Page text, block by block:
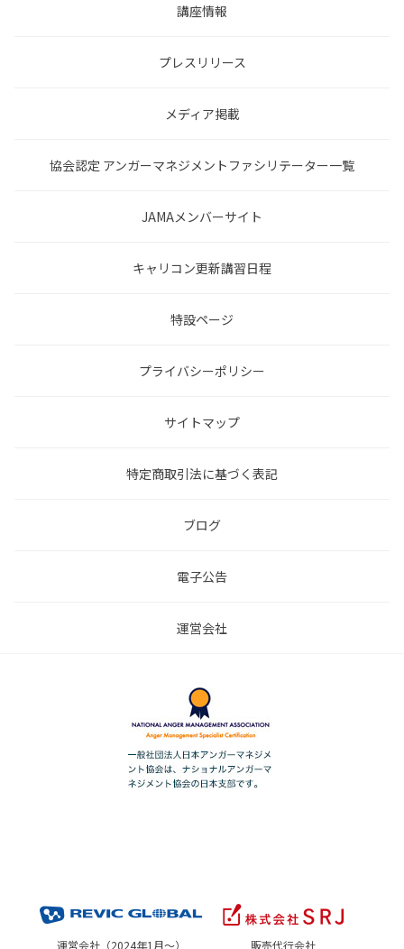
講座情報
プレスリリース
メディア掲載
協会認定 アンガーマネジメントファシリテーター一覧
JAMAメンバーサイト
キャリコン更新講習日程
特設ページ
プライバシーポリシー
サイトマップ
特定商取引法に基づく表記
ブログ
電子公告
運営会社
運営会社（2024年1月～） 販売代行会社